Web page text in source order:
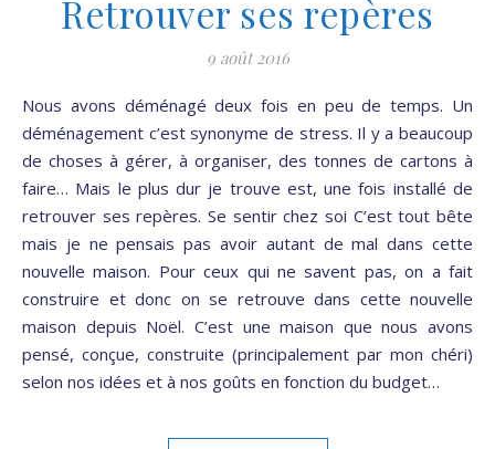
Retrouver ses repères
9 août 2016
Nous avons déménagé deux fois en peu de temps. Un
déménagement c’est synonyme de stress. Il y a beaucoup
de choses à gérer, à organiser, des tonnes de cartons à
faire… Mais le plus dur je trouve est, une fois installé de
retrouver ses repères. Se sentir chez soi C’est tout bête
mais je ne pensais pas avoir autant de mal dans cette
nouvelle maison. Pour ceux qui ne savent pas, on a fait
construire et donc on se retrouve dans cette nouvelle
maison depuis Noël. C’est une maison que nous avons
pensé, conçue, construite (principalement par mon chéri)
selon nos idées et à nos goûts en fonction du budget…